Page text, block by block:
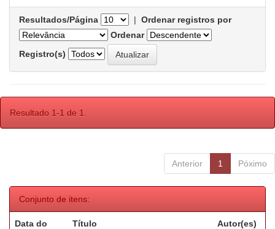
Resultados/Página | Ordenar registros por
Ordenar
Registro(s)
Resultado 1-1 de 1.
Anterior 1 Póximo
Conjunto de itens:
Data do
Título Autor(es)